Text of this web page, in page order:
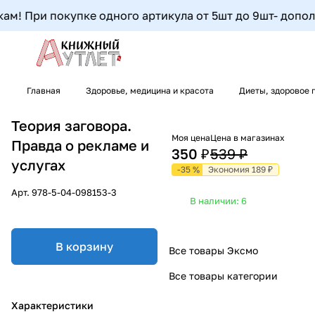
При покупке одного артикула от 5шт до 9шт-
Главная Здоровье, медицина и красота Диеты, здоровое
Теория заговора.
Правда о рекламе и
услугах
Арт. 978-5-04-098153-3
В корзину
Характеристики
Моя цена
350 ₽
Цена в магазинах
539 ₽
-35 % Экономия 189 ₽
В наличии: 6
Все товары Эксмо
Все товары категории